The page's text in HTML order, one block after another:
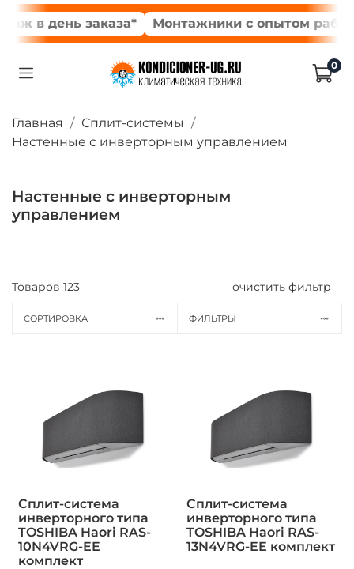
заказа* Монтажники с опытом работы от
0
Главная
Сплит-системы
Настенные с инверторным управлением
Настенные с инверторным
управлением
Товаров 123 очистить фильтр
СОРТИРОВКА ФИЛЬТРЫ
Сплит-система
инверторного типа
TOSHIBA Haori RAS-
10N4VRG-EE
комплект
Сплит-система
инверторного типа
TOSHIBA Haori RAS-
13N4VRG-EE комплект